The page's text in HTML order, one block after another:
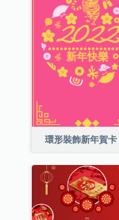
環形裝飾新年賀卡